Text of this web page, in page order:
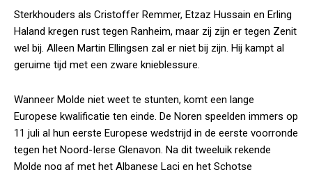
Sterkhouders als Cristoffer Remmer, Etzaz Hussain en Erling
Haland kregen rust tegen Ranheim, maar zij zijn er tegen Zenit
wel bij. Alleen Martin Ellingsen zal er niet bij zijn. Hij kampt al
geruime tijd met een zware knieblessure.
Wanneer Molde niet weet te stunten, komt een lange
Europese kwalificatie ten einde. De Noren speelden immers op
11 juli al hun eerste Europese wedstrijd in de eerste voorronde
tegen het Noord-Ierse Glenavon. Na dit tweeluik rekende
Molde nog af met het Albanese Laci en het Schotse